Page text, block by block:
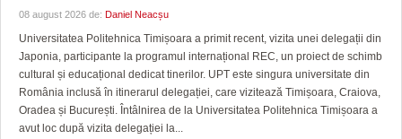
08 august 2026 de: Daniel Neacșu
Universitatea Politehnica Timișoara a primit recent, vizita unei delegații din
Japonia, participante la programul internațional REC, un proiect de schimb
cultural și educațional dedicat tinerilor. UPT este singura universitate din
România inclusă în itinerarul delegației, care vizitează Timișoara, Craiova,
Oradea și București. Întâlnirea de la Universitatea Politehnica Timișoara a
avut loc după vizita delegației la...